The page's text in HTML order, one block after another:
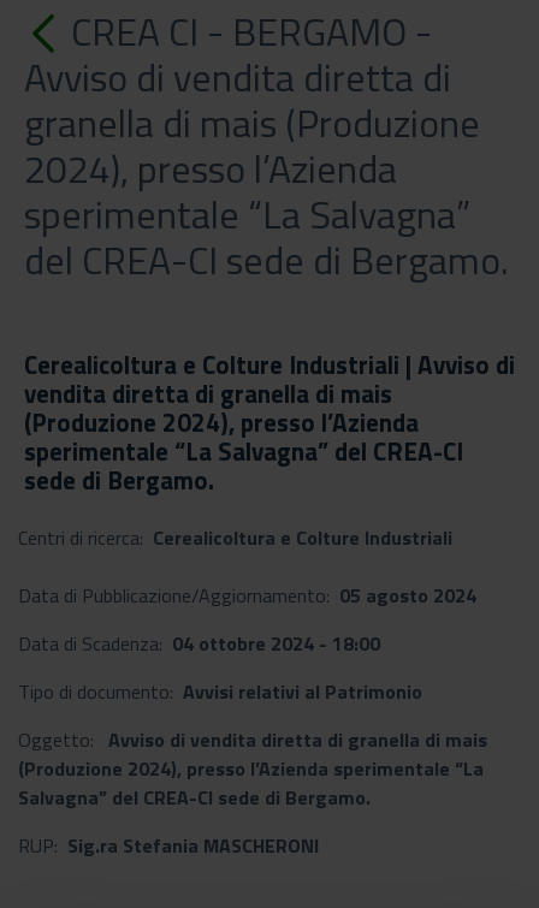
CREA CI - BERGAMO -
Avviso di vendita diretta di
granella di mais (Produzione
2024), presso l’Azienda
sperimentale “La Salvagna”
del CREA-CI sede di Bergamo.
Cerealicoltura e Colture Industriali | Avviso di
vendita diretta di granella di mais
(Produzione 2024), presso l’Azienda
sperimentale “La Salvagna” del CREA-CI
sede di Bergamo.
Centri di ricerca: Cerealicoltura e Colture Industriali
Data di Pubblicazione/Aggiornamento: 05 agosto 2024
Data di Scadenza: 04 ottobre 2024 - 18:00
Tipo di documento: Avvisi relativi al Patrimonio
Oggetto: Avviso di vendita diretta di granella di mais
(Produzione 2024), presso l’Azienda sperimentale “La
Salvagna” del CREA-CI sede di Bergamo.
RUP: Sig.ra Stefania MASCHERONI